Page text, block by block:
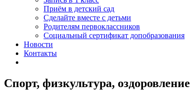
Приём в детский сад
Сделайте вместе с детьми
Родителям первоклассников
Социальный сертификат допобразования
Новости
Контакты
Спорт, физкультура, оздоровление